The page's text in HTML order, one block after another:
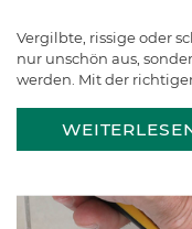
Vergilbte, rissige oder
nur unschön aus,
werden. Mit der